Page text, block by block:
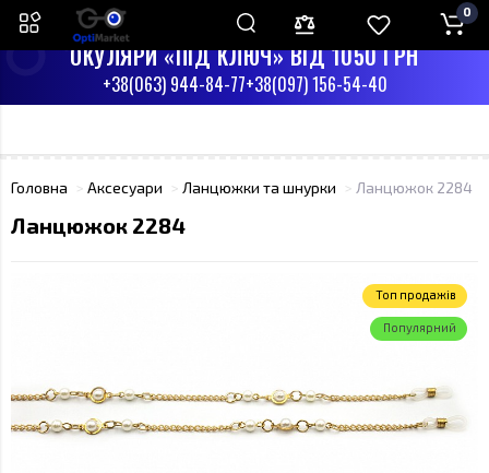
ПН-СБ З 9:00 ДО 17:00
НД - ВИХІДНИЙ
ОКУЛЯРИ «ПІД КЛЮЧ» ВІД 1050 ГРН
+38(063) 944-84-77+38(097) 156-54-40
0
Головна Аксесуари Ланцюжки та шнурки Ланцюжок 2284
Ланцюжок 2284
Toп продажів
Популярний